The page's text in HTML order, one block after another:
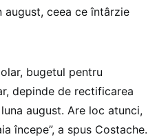
ceea ce întârzie
bugetul pentru
depinde de rectificarea
august. Are loc atunci,
începe”, a spus Costache.